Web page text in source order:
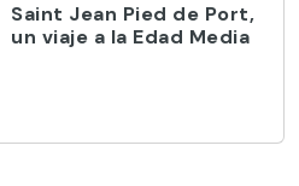
Saint Jean Pied de Port,
un viaje a la Edad Media